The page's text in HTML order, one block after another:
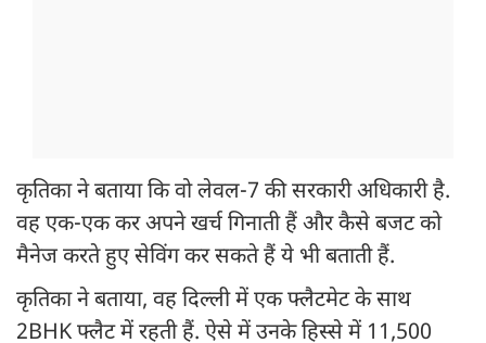
कृतिका ने बताया कि वो लेवल-7 की सरकारी अधिकारी है.
वह एक-एक कर अपने खर्च गिनाती हैं और कैसे बजट को
मैनेज करते हुए सेविंग कर सकते हैं ये भी बताती हैं.
कृतिका ने बताया, वह दिल्ली में एक फ्लैटमेट के साथ
2BHK फ्लैट में रहती हैं. ऐसे में उनके हिस्से में 11,500